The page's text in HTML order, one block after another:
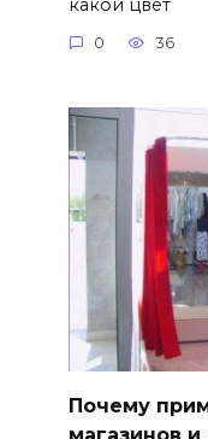
какой цвет
0 36
Почему
магазинов